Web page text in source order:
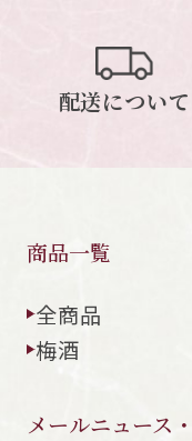
配送について
商品一覧
全商品
梅酒
メールニュース